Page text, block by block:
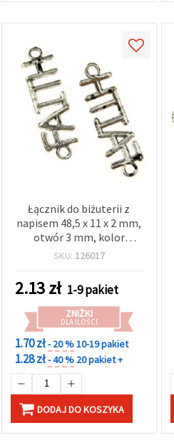
przycisk
"Zapisz"
Akceptuj
wszystkie
Ustawienia
Łącznik do biżuterii z
napisem 48,5 x 11 x 2 mm,
otwór 3 mm, kolor
antycznego srebra – 2 szt.
SKU: 126017
2.13zł 1-9 pakiet
ZNIŻKI
DLA ILOŚCI
1.70 zł- 20 %10-19 pakiet
1.28 zł- 40 % 20 pakiet +
DODAJ DO KOSZYKA